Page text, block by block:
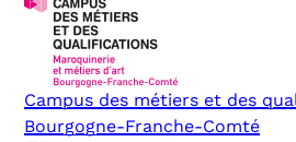
Campus des métiers et des
Bourgogne-Franche-Comté